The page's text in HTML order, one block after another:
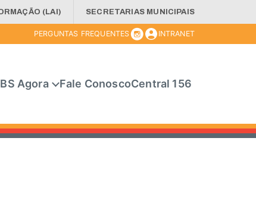
(LAI) SECRETARIAS MUNICIPAIS
PERGUNTAS FREQUENTES INTRANET
Agora Fale ConoscoCentral 156